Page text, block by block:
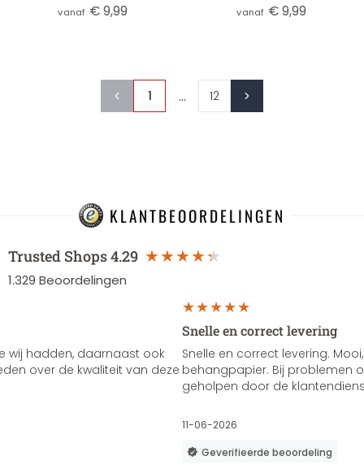
vanaf € 9,99 vanaf € 9,99
1 ... 12
KLANTBEOORDELINGEN
Trusted Shops4.29
1.329 Beoordelingen
wij hadden, daarnaast ook
over de kwaliteit van deze
Snelle en correct levering
Snelle en correct levering.
behangpapier. Bij problemen
geholpen door de
11-06-2026
Geverifieerde beoordeling